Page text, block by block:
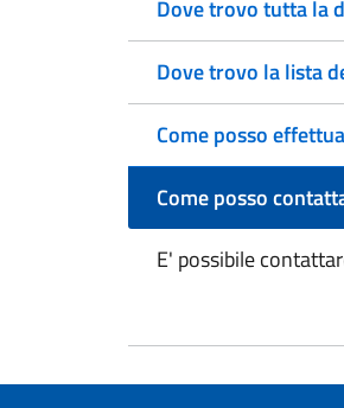
Dove trovo tutta la
Dove trovo la lista
Come posso
Come posso
E' possibile